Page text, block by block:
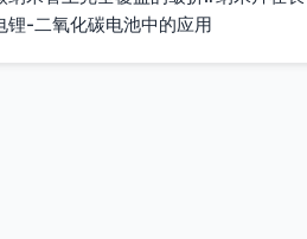
锂-二氧化碳电池中的应用